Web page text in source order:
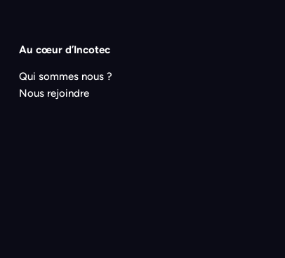
Au cœur d’Incotec
Qui sommes nous ?
Nous rejoindre